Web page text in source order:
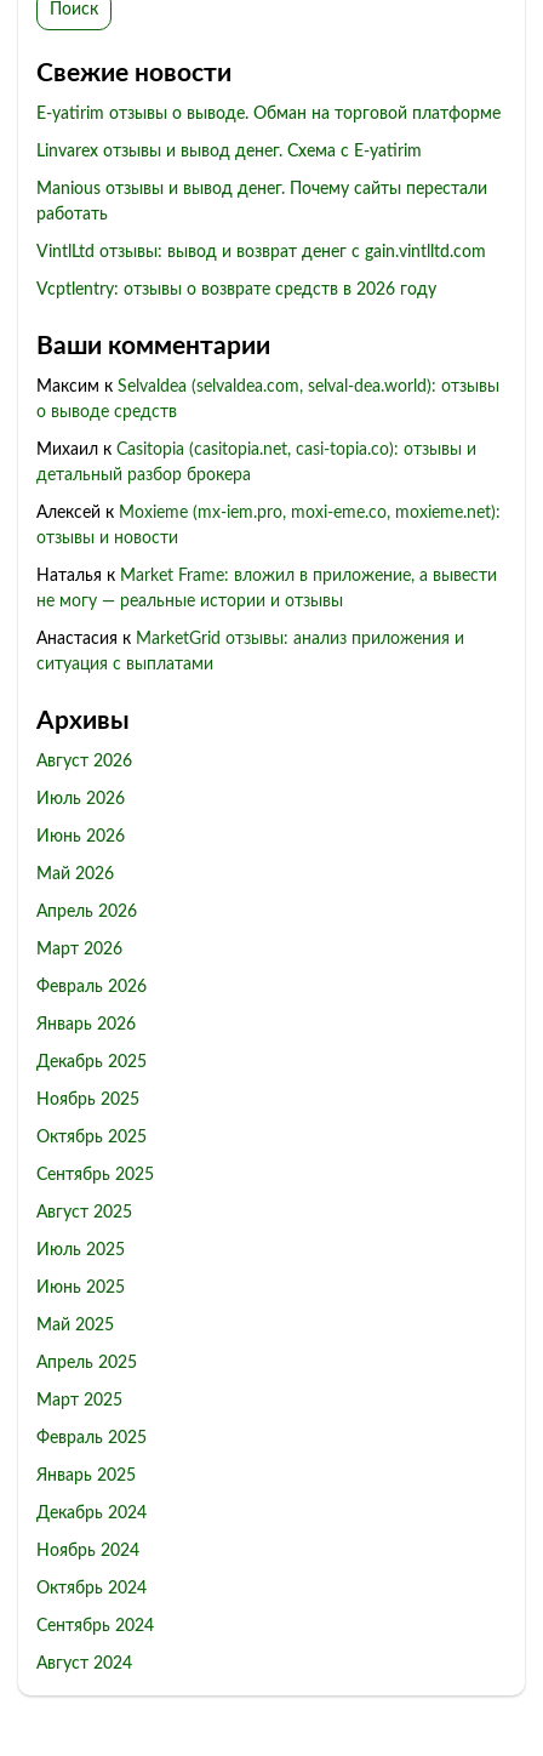
Поиск
Свежие новости
E-yatirim отзывы о выводе. Обман на торговой платформе
Linvarex отзывы и вывод денег. Схема с E-yatirim
Manious отзывы и вывод денег. Почему сайты перестали
работать
VintlLtd отзывы: вывод и возврат денег с gain.vintlltd.com
Vcptlentry: отзывы о возврате средств в 2026 году
Ваши комментарии
Максим к Selvaldea (selvaldea.com, selval-dea.world): отзывы
о выводе средств
Михаил к Casitopia (casitopia.net, casi-topia.co): отзывы и
детальный разбор брокера
Алексей к Moxieme (mx-iem.pro, moxi-eme.co, moxieme.net):
отзывы и новости
Наталья к Market Frame: вложил в приложение, а вывести
не могу — реальные истории и отзывы
Анастасия к MarketGrid отзывы: анализ приложения и
ситуация с выплатами
Архивы
Август 2026
Июль 2026
Июнь 2026
Май 2026
Апрель 2026
Март 2026
Февраль 2026
Январь 2026
Декабрь 2025
Ноябрь 2025
Октябрь 2025
Сентябрь 2025
Август 2025
Июль 2025
Июнь 2025
Май 2025
Апрель 2025
Март 2025
Февраль 2025
Январь 2025
Декабрь 2024
Ноябрь 2024
Октябрь 2024
Сентябрь 2024
Август 2024